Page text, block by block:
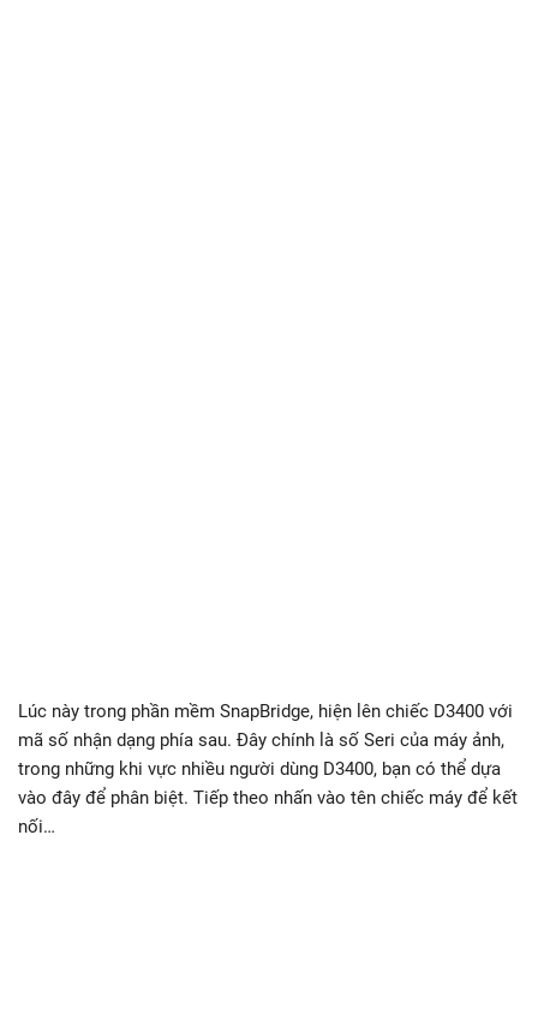
Lúc này trong phần mềm SnapBridge, hiện lên chiếc D3400 với
mã số nhận dạng phía sau. Đây chính là số Seri của máy ảnh,
trong những khi vực nhiều người dùng D3400, bạn có thể dựa
vào đây để phân biệt. Tiếp theo nhấn vào tên chiếc máy để kết
nối…